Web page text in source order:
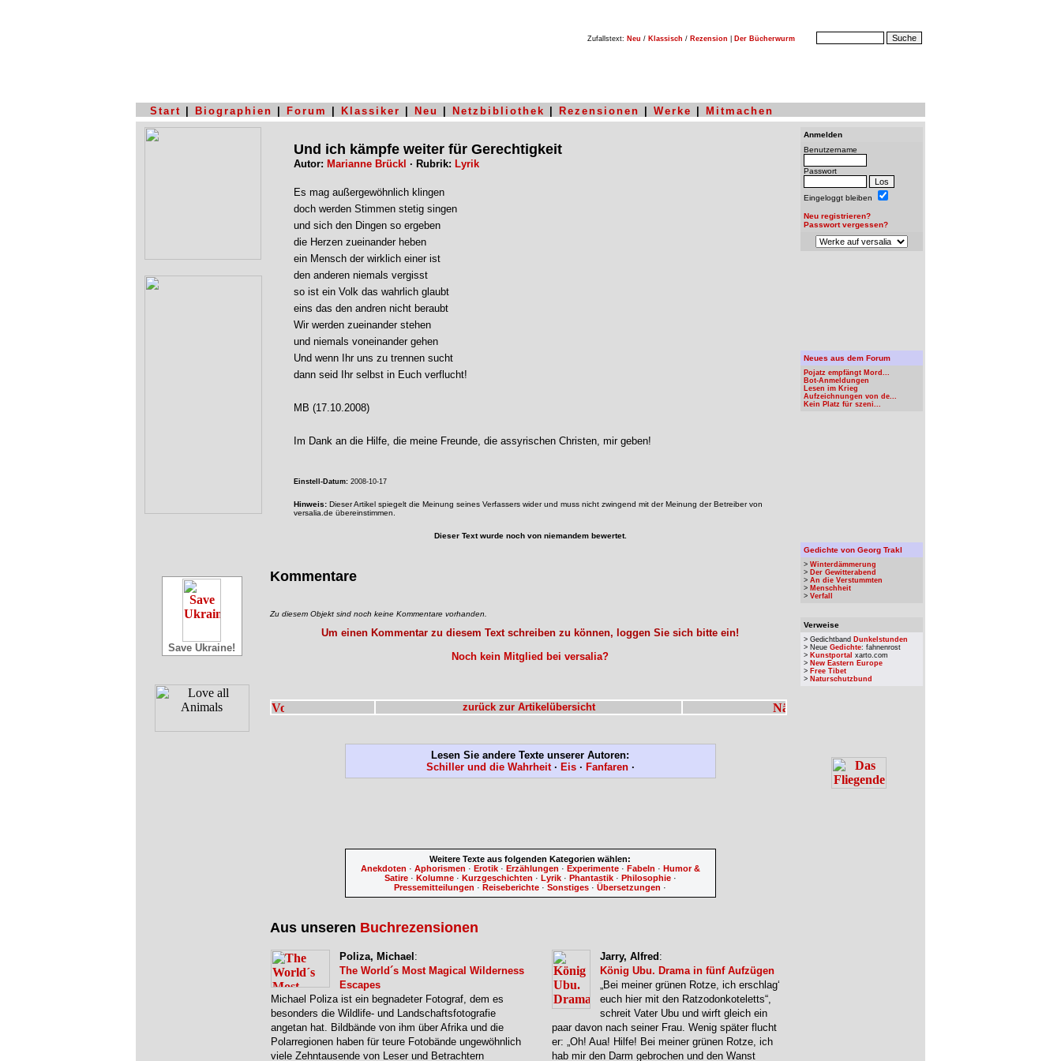
Zufallstext: Neu / Klassisch / Rezension Der Bücherwurm
Start Biographien Forum Klassiker Neu Netzbibliothek Rezensionen Werke Mitmachen
Save Ukraine!
Und ich kämpfe weiter für Gerechtigkeit
Autor: Marianne Brückl · Rubrik: Lyrik
Es mag außergewöhnlich klingen
doch werden Stimmen stetig singen
und sich den Dingen so ergeben
die Herzen zueinander heben
ein Mensch der wirklich einer ist
den anderen niemals vergisst
so ist ein Volk das wahrlich glaubt
eins das den andren nicht beraubt
Wir werden zueinander stehen
und niemals voneinander gehen
Und wenn Ihr uns zu trennen sucht
dann seid Ihr selbst in Euch verflucht!
MB (17.10.2008)
Im Dank an die Hilfe, die meine Freunde, die assyrischen Christen, mir geben!
Einstell-Datum: 2008-10-17
Hinweis: Dieser Artikel spiegelt die Meinung seines Verfassers wider und muss nicht zwingend mit der Meinung der Betreiber von
versalia.de übereinstimmen.
Dieser Text wurde noch von niemandem bewertet.
Kommentare
Zu diesem Objekt sind noch keine Kommentare vorhanden.
Um einen Kommentar zu diesem Text schreiben zu können, loggen Sie sich bitte ein!
Noch kein Mitglied bei versalia?
zurück zur Artikelübersicht
Lesen Sie andere Texte unserer Autoren:
Schiller und die Wahrheit · Eis · Fanfaren ·
Weitere Texte aus folgenden Kategorien wählen:
Anekdoten · Aphorismen · Erotik· Erzählungen · Experimente· Fabeln · Humor &
Satire· Kolumne· Kurzgeschichten · Lyrik· Phantastik· Philosophie·
Pressemitteilungen · Reiseberichte · Sonstiges · Übersetzungen ·
Aus unseren Buchrezensionen
Poliza, Michael :
The World´s Most Magical Wilderness
Escapes
Michael Poliza ist ein begnadeter Fotograf, dem es
besonders die Wildlife- und Landschaftsfotografie
angetan hat. Bildbände von ihm über Afrika und die
Polarregionen haben für teure Fotobände ungewöhnlich
viele Zehntausende von Leser und Betrachtern
Jarry, Alfred :
König Ubu. Drama in fünf Aufzügen
„Bei meiner grünen Rotze, ich erschlag‘
euch hier mit den Ratzodonkoteletts“,
schreit Vater Ubu und wirft gleich ein
paar davon nach seiner Frau. Wenig später flucht
er: „Oh! Aua! Hilfe! Bei meiner grünen Rotze, ich
hab mir den Darm gebrochen und den Wanst
Anmelden
Benutzername
Passwort
Eingeloggt bleiben
Neu registrieren?
Passwort vergessen?
Neues aus dem Forum
Pojatz empfängt Mord...
Bot-Anmeldungen
Lesen im Krieg
Aufzeichnungen von de...
Kein Platz für szeni...
Gedichte von Georg Trakl
> Winterdämmerung
> Der Gewitterabend
> An die Verstummten
> Menschheit
> Verfall
Verweise
> Gedichtband Dunkelstunden
> Neue Gedichte: fahnenrost
> Kunstportal xarto.com
> New Eastern Europe
> Free Tibet
> Naturschutzbund